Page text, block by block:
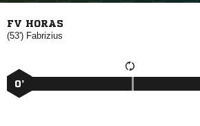
FV HORAS
(53') 
0’